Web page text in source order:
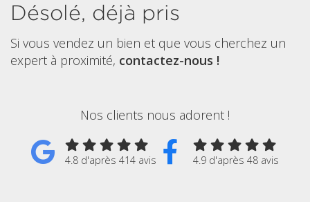
Désolé, déjà pris
Si vous vendez un bien et que vous cherchez un
expert à proximité, contactez-nous !
Nos clients nous adorent !
4.8 d'après 414 avis 4.9 d'après 48 avis